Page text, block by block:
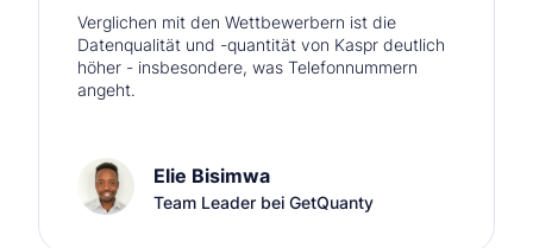
Verglichen mit den Wettbewerbern ist die
Datenqualität und -quantität von Kaspr deutlich
höher - insbesondere, was Telefonnummern
angeht.
Elie Bisimwa
Team Leader bei GetQuanty